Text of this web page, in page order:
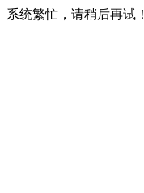
系统繁忙，请稍后再试！